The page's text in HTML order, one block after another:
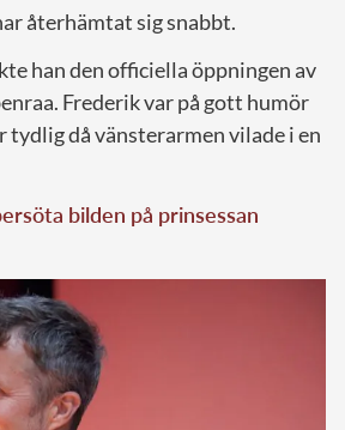
återhämtat sig snabbt.
han den officiella öppningen av
Frederik var på gott humör
tydlig då vänsterarmen vilade i en
bilden på prinsessan